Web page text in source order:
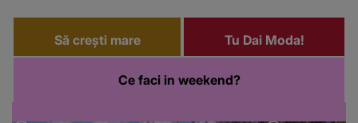
Să crești mare Tu Dai Moda!
Ce faci in weekend?